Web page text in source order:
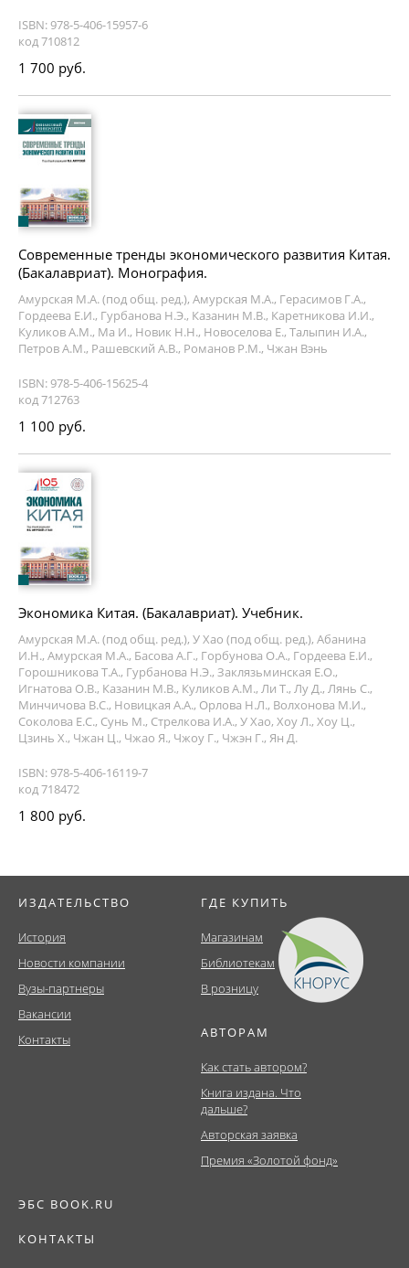
ISBN: 978-5-406-15957-6
код 710812
1 700 руб.
Современные тренды экономического развития Китая.
(Бакалавриат). Монография.
Амурская М.А. (под общ. ред.), Амурская М.А., Герасимов Г.А.,
Гордеева Е.И., Гурбанова Н.Э., Казанин М.В., Каретникова И.И.,
Куликов А.М., Ма И., Новик Н.Н., Новоселова Е., Талыпин И.А.,
Петров А.М., Рашевский А.В., Романов Р.М., Чжан Вэнь
ISBN: 978-5-406-15625-4
код 712763
1 100 руб.
Экономика Китая. (Бакалавриат). Учебник.
Амурская М.А. (под общ. ред.), У Хао (под общ. ред.), Абанина
И.Н., Амурская М.А., Басова А.Г., Горбунова О.А., Гордеева Е.И.,
Горошникова Т.А., Гурбанова Н.Э., Заклязьминская Е.О.,
Игнатова О.В., Казанин М.В., Куликов А.М., Ли Т., Лу Д., Лянь С.,
Минчичова В.С., Новицкая А.А., Орлова Н.Л., Волхонова М.И.,
Соколова Е.С., Сунь М., Стрелкова И.А., У Хао, Хоу Л., Хоу Ц.,
Цзинь Х., Чжан Ц., Чжао Я., Чжоу Г., Чжэн Г., Ян Д.
ISBN: 978-5-406-16119-7
код 718472
1 800 руб.
ИЗДАТЕЛЬСТВО
История
Новости компании
Вузы-партнеры
Вакансии
Контакты
ГДЕ КУПИТЬ
Магазинам
Библиотекам
В розницу
АВТОРАМ
Как стать автором?
Книга издана. Что
дальше?
Авторская заявка
Премия «Золотой фонд»
ЭБС BOOK.RU
КОНТАКТЫ